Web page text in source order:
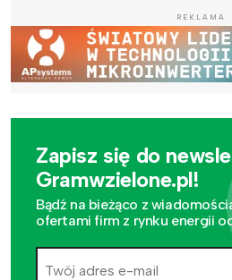
REKLAMA
Zapisz się do
Gramwzielone.pl!
Bądź na bieżąco z
ofertami firm z rynku energii